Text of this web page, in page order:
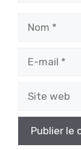
mail
web